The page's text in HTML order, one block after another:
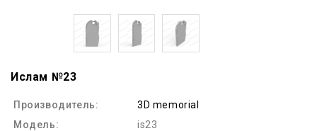
Ислам №23
Производитель:
3D memorial
Модель:
is23